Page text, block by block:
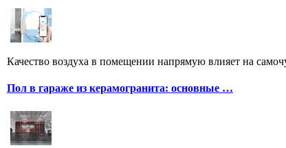
Качество воздуха в помещении напрямую влияет на
Пол в гараже из керамогранита: основные …